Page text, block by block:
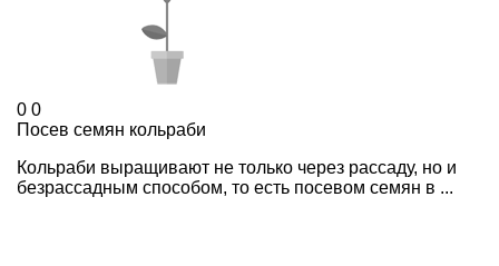
0 0
Посев семян кольраби
Кольраби выращивают не только через рассаду, но и
безрассадным способом, то есть посевом семян в ...